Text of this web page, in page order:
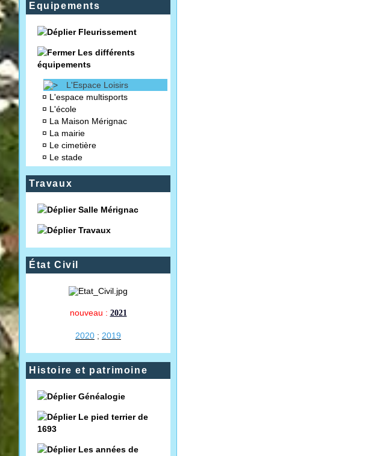
Equipements
Fleurissement
Les différents
équipements
L'Espace Loisirs
¤ L'espace multisports
¤ L'école
¤ La Maison Mérignac
¤ La mairie
¤ Le cimetière
¤ Le stade
Travaux
Salle Mérignac
Travaux
État Civil
nouveau : 2021
2020 ; 2019
Histoire et patrimoine
Généalogie
Le pied terrier de
1693
Les années de